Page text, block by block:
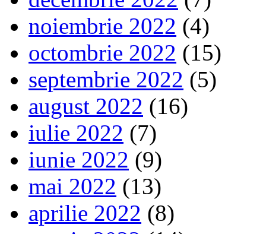
noiembrie 2022 (4)
octombrie 2022 (15)
septembrie 2022 (5)
august 2022 (16)
iulie 2022 (7)
iunie 2022 (9)
mai 2022 (13)
aprilie 2022 (8)